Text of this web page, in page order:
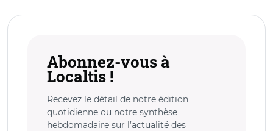
Abonnez-vous à
Localtis !
Recevez le détail de notre édition
quotidienne ou notre synthèse
hebdomadaire sur l’actualité des